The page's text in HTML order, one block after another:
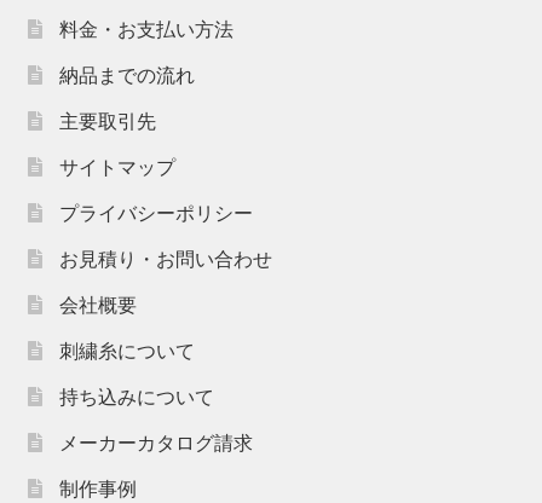
料金・お支払い方法
納品までの流れ
主要取引先
サイトマップ
プライバシーポリシー
お見積り・お問い合わせ
会社概要
刺繍糸について
持ち込みについて
メーカーカタログ請求
制作事例